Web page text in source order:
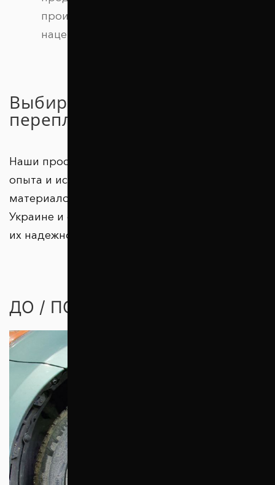
производителя, без дополнительных
наценок.
Выбирайте качество без
переплаты!
Наши проставки – результат многолетнего
опыта и использования высококачественных
материалов. Тысячи довольных клиентов в
Украине и странах зарубежья подтверждают
их надежность.
ДО / ПОСЛЕ